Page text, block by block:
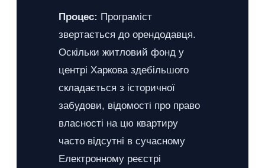
Процес: Програміст
звертається до орендодавця.
Оскільки житловий фонд у
центрі Харкова здебільшого
складається з історичної
забудови, відомості про право
власності на цю квартиру
часто відсутні в сучасному
Електронному реєстрі